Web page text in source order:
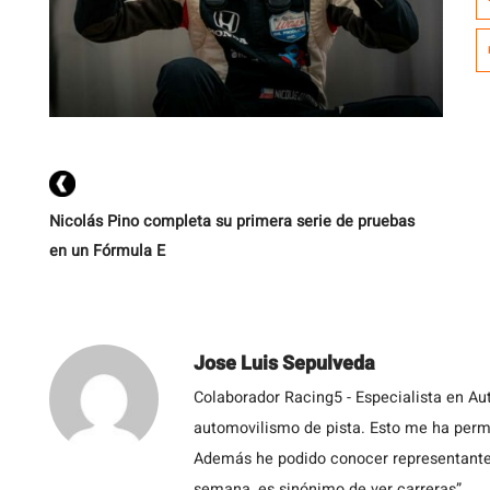
Nicolás Pino completa su primera serie de pruebas
en un Fórmula E
Jose Luis Sepulveda
Colaborador Racing5 - Especialista en
automovilismo de pista. Esto me ha
Además he podido conocer